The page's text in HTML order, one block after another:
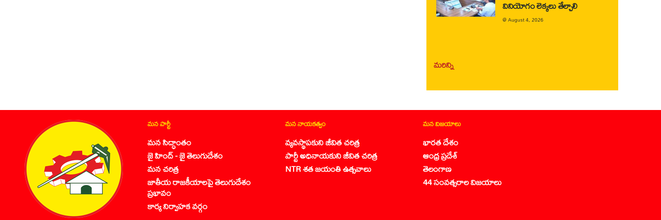
వినియోగం లెక్కలు తేల్చాలి
@August 4, 2026
మరిన్ని
మన పార్టీ
మన సిద్ధాంతం
జై హింద్ - జై తెలుగుదేశం
మన చరిత్ర
జాతీయ రాజకీయాలపై తెలుగుదేశం
ప్రభావం
కార్య నిర్వాహక వర్గం
మన నాయకత్వం
వ్యవస్థాపకుని జీవిత చరిత్ర
పార్టీ అధినాయకుని జీవిత చరిత్ర
NTR శత జయంతి ఉత్సవాలు
మన విజయాలు
భారత దేశం
ఆంధ్ర ప్రదేశ్
తెలంగాణ
44 సంవత్సరాల విజయాలు